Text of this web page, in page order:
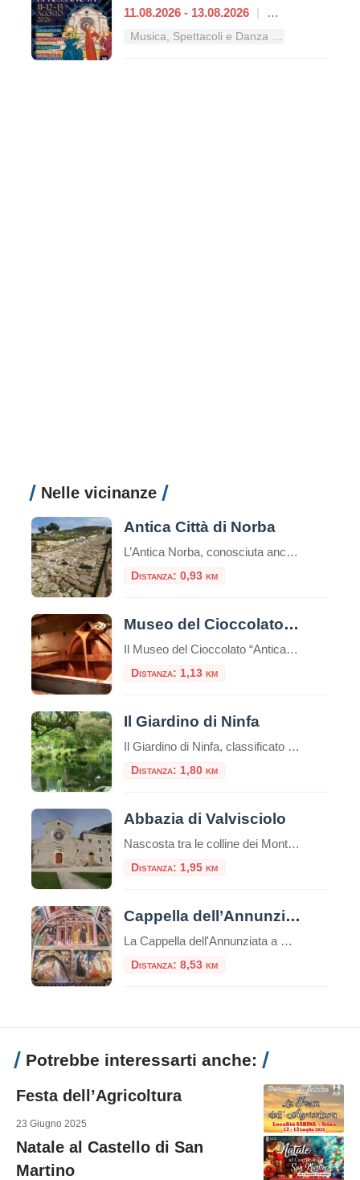
11.08.2026 - 13.08.2026 |
Musica, Spettacoli e Danza nel Lazio
Nelle vicinanze
Antica Città di Norba
L’Antica Norba, conosciuta anche come “Norba Caesarina” o “Nurfa”, è stata un’antica città romana situata nell’odierna regione del Lazio.Fondata durante il IV secolo a.C., Norba occupava una posizione strategica sulle pendici dei Monti Lepini, a breve distanza dall’attuale città di Norma.L’attuale parco archeologico offre la rara possibilità di visitare una città di epoca repubblicana pressoché […]
Distanza: 0,93 km
Museo del Cioccolato di Norma
Il Museo del Cioccolato “Antica Norba” è un museo di Norma, in provincia di Latina.E’ un museo unico nel suo genere che racconta la storia del cibo universalmente considerato più “goloso”. Venne istituito nel 1995 per iniziativa di privati.La storia del Museo del Cioccolato di Norma (LT) inizia nel 1956, quando viene aperta la prima […]
Distanza: 1,13 km
Il Giardino di Ninfa
Il Giardino di Ninfa, classificato tra i primi 10 giardini più belli del mondo, è uno splendido esempio di poesia e di architettura medievale.Circondato dalla natura, da mura e torri, da chiese, monasteri e villaggi, il giardino di Ninfa copre una superficie di circa 105 ettari. Il giardino si trova ai piedi dei monti Lepini, […]
Distanza: 1,80 km
Abbazia di Valvisciolo
Nascosta tra le colline dei Monti Lepini, a pochi chilometri dal borgo medievale di Sermoneta, sorge l’Abbazia di Valvisciolo, un autentico gioiello di architettura cistercense e un luogo di grande fascino spirituale e storico. Fondata nel XII secolo, questa abbazia è un esempio perfetto dello stile sobrio ed essenziale tipico dei monaci cistercensi, che cercavano […]
Distanza: 1,95 km
Cappella dell’Annunziata a Cori
La Cappella dell'Annunziata a Cori è uno splendido esempio di architettura e arte barocca.
Distanza: 8,53 km
Potrebbe interessarti anche:
Festa dell’Agricoltura
23 Giugno 2025
Natale al Castello di San
Martino